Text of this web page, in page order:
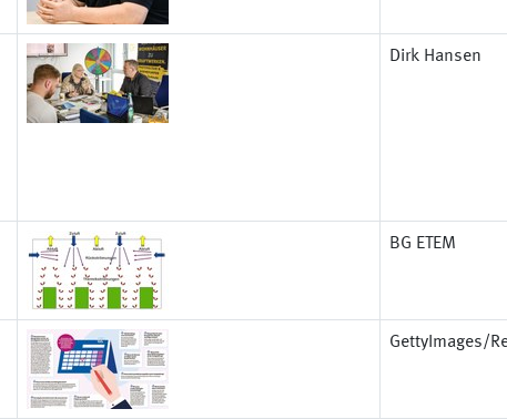
Dirk Hansen
BG ETEM
GettyImages/